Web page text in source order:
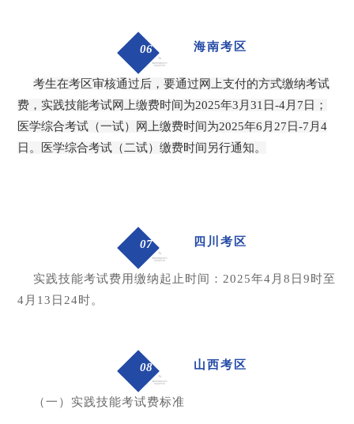
06 海南考区
考生在考区审核通过后，要通过网上支付的方式缴纳考试
费，实践技能考试网上缴费时间为2025年3月31日-4月7日；
医学综合考试（一试）网上缴费时间为2025年6月27日-7月4
日。医学综合考试（二试）缴费时间另行通知。
07 四川考区
实践技能考试费用缴纳起止时间：2025年4月8日9时至
4月13日24时。
08 山西考区
（一）实践技能考试费标准